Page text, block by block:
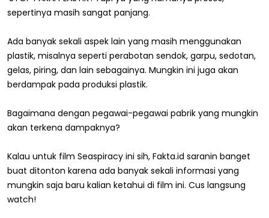
sepertinya masih sangat panjang.
Ada banyak sekali aspek lain yang masih menggunakan
plastik, misalnya seperti perabotan sendok, garpu, sedotan,
gelas, piring, dan lain sebagainya. Mungkin ini juga akan
berdampak pada produksi plastik.
Bagaimana dengan pegawai-pegawai pabrik yang mungkin
akan terkena dampaknya?
Kalau untuk film Seaspiracy ini sih, Fakta.id saranin banget
buat ditonton karena ada banyak sekali informasi yang
mungkin saja baru kalian ketahui di film ini. Cus langsung
watch!